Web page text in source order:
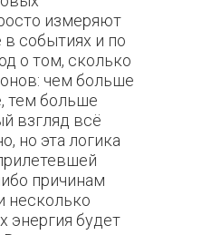
измеряют
событиях и по
о том, сколько
чем больше
тем больше
взгляд всё
но эта логика
причинам
несколько
энергия будет